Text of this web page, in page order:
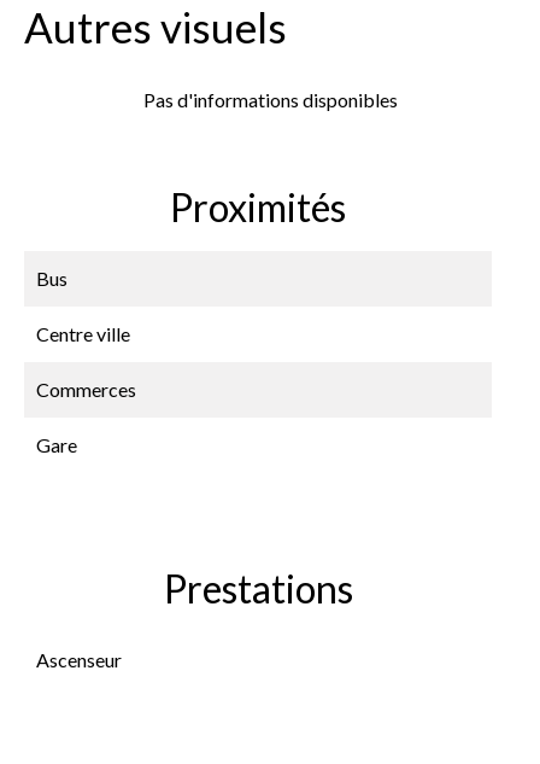
Autres visuels
Pas d'informations disponibles
Proximités
Bus
Centre ville
Commerces
Gare
Prestations
Ascenseur